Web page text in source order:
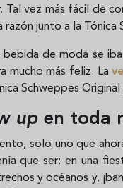
Tal vez más fácil de
junto a la Tónica
bebida de moda se
mucho más feliz. La
Schweppes
upen toda
solo uno que
que ser: en una
y océanos y,